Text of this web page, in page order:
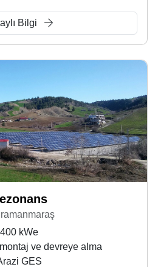
Bilgi
400 kWe
ve devreye alma
GES